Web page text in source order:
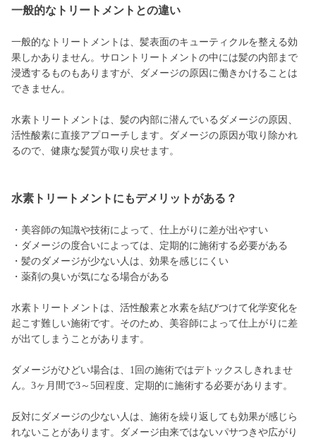
一般的なトリートメントとの違い
一般的なトリートメントは、髪表面のキューティクルを整える効
果しかありません。サロントリートメントの中には髪の内部まで
浸透するものもありますが、ダメージの原因に働きかけることは
できません。
水素トリートメントは、髪の内部に潜んでいるダメージの原因、
活性酸素に直接アプローチします。ダメージの原因が取り除かれ
るので、健康な髪質が取り戻せます。
水素トリートメントにもデメリットがある？
・美容師の知識や技術によって、仕上がりに差が出やすい
・ダメージの度合いによっては、定期的に施術する必要がある
・髪のダメージが少ない人は、効果を感じにくい
・薬剤の臭いが気になる場合がある
水素トリートメントは、活性酸素と水素を結びつけて化学変化を
起こす難しい施術です。そのため、美容師によって仕上がりに差
が出てしまうことがあります。
ダメージがひどい場合は、1回の施術ではデトックスしきれませ
ん。3ヶ月間で3～5回程度、定期的に施術する必要があります。
反対にダメージの少ない人は、施術を繰り返しても効果が感じら
れないことがあります。ダメージ由来ではないパサつきや広がり